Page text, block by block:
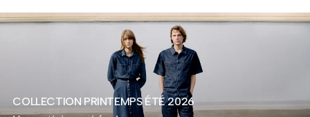
Ajouter au panier 169,00 €
COLLECTION PRINTEMPS ÉTÉ 2026